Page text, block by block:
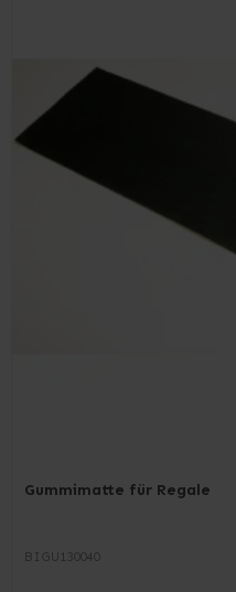
Gummimatte für Regale
BIGU130040